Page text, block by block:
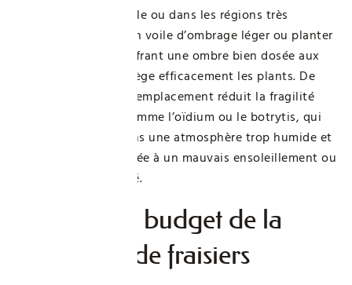
En période de canicule ou dans les régions très
exposées, installer un voile d’ombrage léger ou planter
à côté de cultures offrant une ombre bien dosée aux
heures chaudes protège efficacement les plants. De
plus, ce bon choix d’emplacement réduit la fragilité
face aux maladies comme l’oïdium ou le botrytis, qui
aiment prospérer dans une atmosphère trop humide et
peu aérée, souvent liée à un mauvais ensoleillement ou
à un vent mal orienté.
Maîtriser le budget de la
plantation de fraisiers